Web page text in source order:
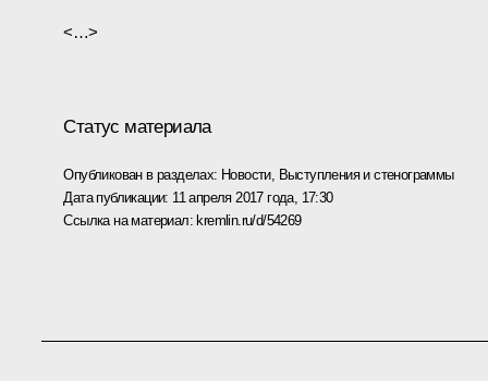
<…>
Статус материала
Опубликован в разделах: Новости, Выступления и стенограммы
Дата публикации: 11 апреля 2017 года, 17:30
Ссылка на материал: kremlin.ru/d/54269